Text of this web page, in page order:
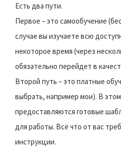
Есть два пути.
Первое – это самообучение
случае вы изучаете всю
некоторое время (через
обязательно перейдет в
Второй путь – это платные
выбрать, например мои). В
предоставляются готовые
для работы. Всё что от вас
инструкции.